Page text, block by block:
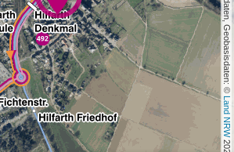
, Kartendaten, Geobasisdaten: ©
Land NRW